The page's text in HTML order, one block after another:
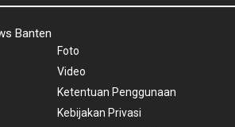
Banten
Foto
Video
Ketentuan Penggunaan
Kebijakan Privasi